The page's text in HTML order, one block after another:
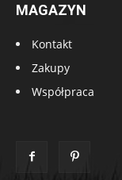
MAGAZYN
Kontakt
Zakupy
Współpraca